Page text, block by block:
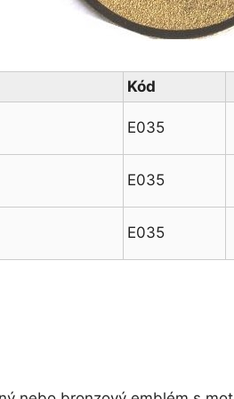
Kód
E035
E035
E035